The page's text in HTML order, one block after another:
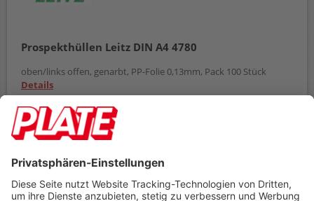
Prospekthüllen Leitz DIN A4 4780
oben/links offen, genarbt, PP-Folie 0,13mm, Pack 100 Stück
Details
Bestellnr.
10253009
ab Einheit
1
Packung